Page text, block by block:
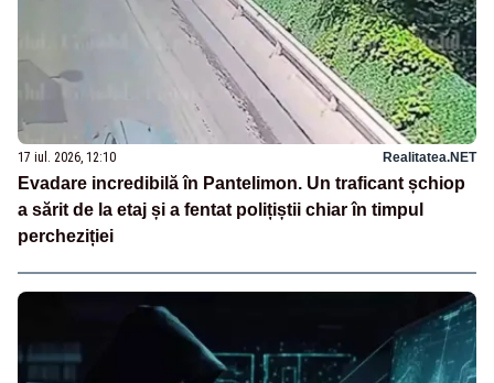
17 iul. 2026, 12:10 Realitatea.NET
Evadare incredibilă în Pantelimon. Un traficant șchiop
a sărit de la etaj și a fentat polițiștii chiar în timpul
percheziției